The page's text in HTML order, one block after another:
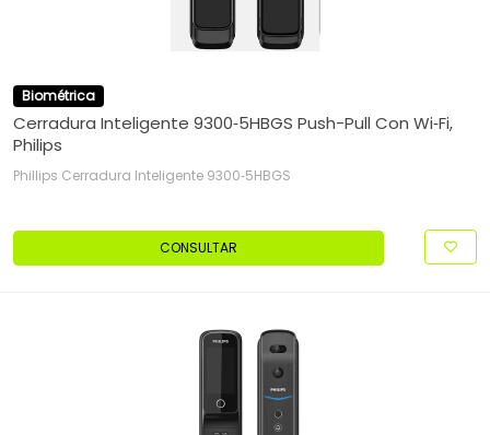
Biométrica
Cerradura Inteligente 9300‑5HBGS Push-Pull Con Wi‑Fi,
Philips
Phillips Cerradura Inteligente 9300‑5HBGS
CONSULTAR